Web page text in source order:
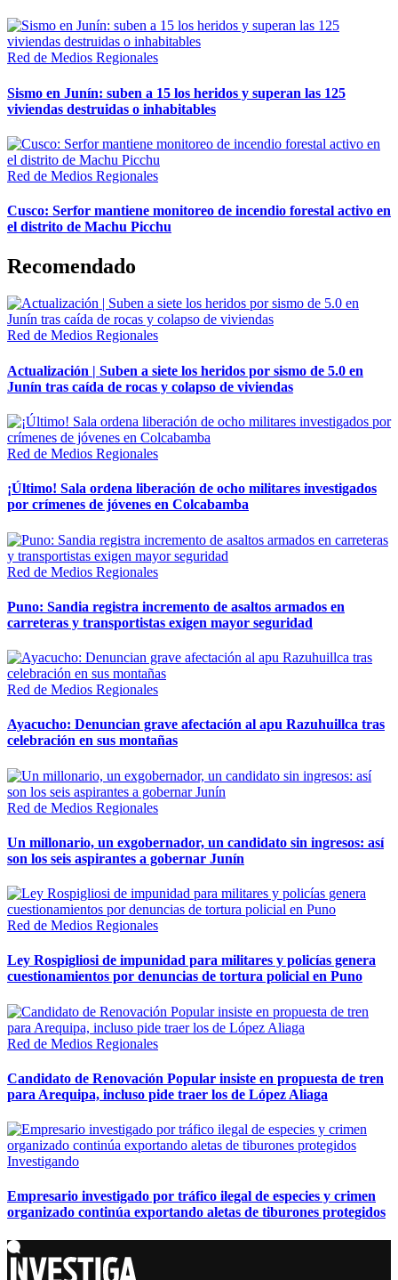
Red de Medios Regionales
Sismo en Junín: suben a 15 los heridos y superan las 125
viviendas destruidas o inhabitables
Red de Medios Regionales
Cusco: Serfor mantiene monitoreo de incendio forestal activo en
el distrito de Machu Picchu
Recomendado
Red de Medios Regionales
Actualización | Suben a siete los heridos por sismo de 5.0 en
Junín tras caída de rocas y colapso de viviendas
Red de Medios Regionales
¡Último! Sala ordena liberación de ocho militares investigados
por crímenes de jóvenes en Colcabamba
Red de Medios Regionales
Puno: Sandia registra incremento de asaltos armados en
carreteras y transportistas exigen mayor seguridad
Red de Medios Regionales
Ayacucho: Denuncian grave afectación al apu Razuhuillca tras
celebración en sus montañas
Red de Medios Regionales
Un millonario, un exgobernador, un candidato sin ingresos: así
son los seis aspirantes a gobernar Junín
Red de Medios Regionales
Ley Rospigliosi de impunidad para militares y policías genera
cuestionamientos por denuncias de tortura policial en Puno
Red de Medios Regionales
Candidato de Renovación Popular insiste en propuesta de tren
para Arequipa, incluso pide traer los de López Aliaga
Investigando
Empresario investigado por tráfico ilegal de especies y crimen
organizado continúa exportando aletas de tiburones protegidos